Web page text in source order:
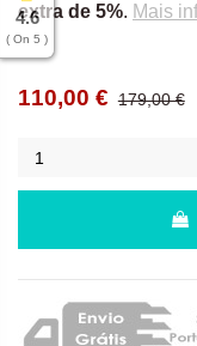
4.6
( On 5 )
extra de 5%. Mais
110,00 € 179,00 €